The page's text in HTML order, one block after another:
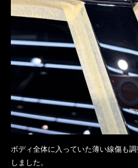
ボディ全体に入っていた薄い線傷も
しました。